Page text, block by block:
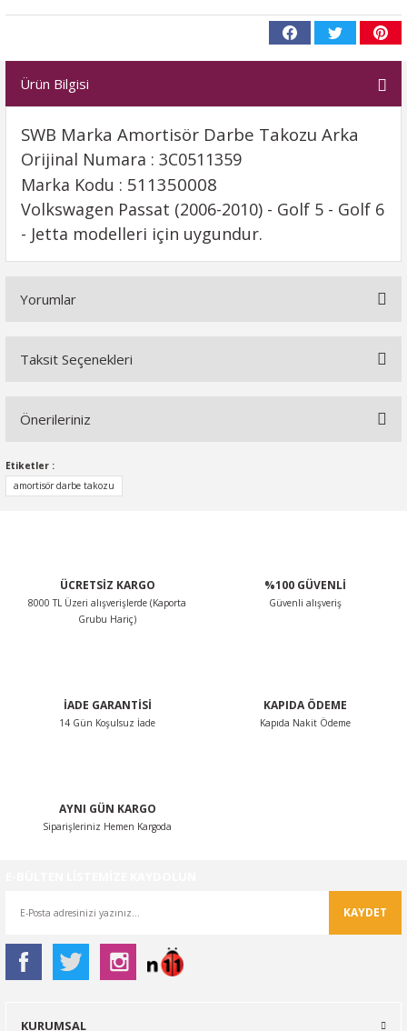
Ürün Bilgisi
SWB Marka Amortisör Darbe Takozu Arka
Orijinal Numara : 3C0511359
Marka Kodu : 511350008
Volkswagen Passat (2006-2010) - Golf 5 - Golf 6
- Jetta modelleri için uygundur.
Yorumlar
Taksit Seçenekleri
Önerileriniz
Bu ürünün fiyat bilgisi, resim, ürün açıklamalarında ve diğer
konularda yetersiz gördüğünüz noktaları öneri formunu
kullanarak tarafımıza iletebilirsiniz.
Ürün açıklamasında eksik bilgiler bulunuyor.
Ürün bilgilerinde hatalar bulunuyor.
Etiketler :
amortisör darbe takozu
ÜCRETSİZ KARGO
8000 TL Üzeri alışverişlerde (Kaporta
Grubu Hariç)
%100 GÜVENLİ
Güvenli alışveriş
İADE GARANTİSİ
14 Gün Koşulsuz İade
KAPIDA ÖDEME
Kapıda Nakit Ödeme
AYNI GÜN KARGO
Siparişleriniz Hemen Kargoda
KAYDET
KURUMSAL